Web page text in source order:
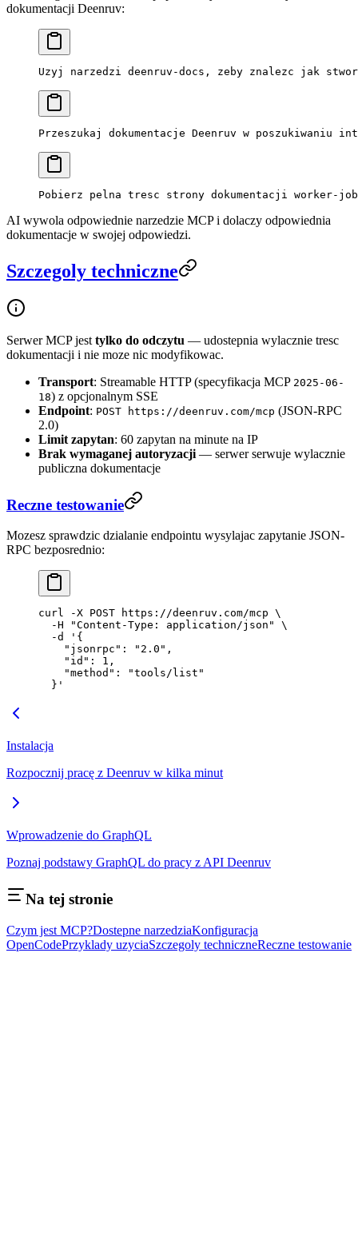
dokumentacji Deenruv:
Uzyj narzedzi deenruv-docs, zeby znalezc jak
Przeszukaj dokumentacje Deenruv w poszukiwaniu
Pobierz pelna tresc strony dokumentacji worker-
AI wywola odpowiednie narzedzie MCP i dolaczy odpowiednia
dokumentacje w swojej odpowiedzi.
Szczegoly techniczne
Serwer MCP jest tylko do odczytu — udostepnia wylacznie tresc
dokumentacji i nie moze nic modyfikowac.
Transport: Streamable HTTP (specyfikacja MCP 2025-06-
18) z opcjonalnym SSE
Endpoint: POST https://deenruv.com/mcp (JSON-RPC
2.0)
Limit zapytan: 60 zapytan na minute na IP
Brak wymaganej autoryzacji — serwer serwuje wylacznie
publiczna dokumentacje
Reczne testowanie
Mozesz sprawdzic dzialanie endpointu wysylajac zapytanie JSON-
RPC bezposrednio:
curl -X POST https://deenruv.com/mcp \
  -H
"Content-Type: application/json"
\
  -d
'{
    "jsonrpc": "2.0",
    "id": 1,
    "method": "tools/list"
  }'
Instalacja
Rozpocznij pracę z Deenruv w kilka minut
Wprowadzenie do GraphQL
Poznaj podstawy GraphQL do pracy z API Deenruv
Na tej stronie
Czym jest MCP?Dostepne narzedziaKonfiguracja
OpenCodePrzyklady uzyciaSzczegoly techniczneReczne testowanie